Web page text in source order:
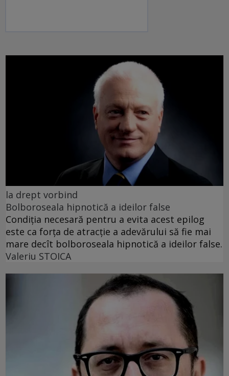
la drept vorbind
Bolboroseala hipnotică a ideilor false
Condiția necesară pentru a evita acest epilog
este ca forța de atracție a adevărului să fie mai
mare decît bolboroseala hipnotică a ideilor false.
Valeriu STOICA